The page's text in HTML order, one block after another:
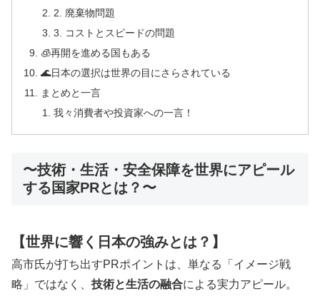
2. 廃棄物問題
3. コストとスピードの問題
🧊再開を進める国もある
🌊日本の選択は世界の目にさらされている
まとめと一言
我々消費者や投資家への一言！
〜技術・生活・安全保障を世界にアピール
する国家PRとは？〜
【世界に響く日本の強みとは？】
高市氏が打ち出すPRポイントは、単なる「イメージ戦
略」ではなく、 技術と生活の融合による実力アピール。